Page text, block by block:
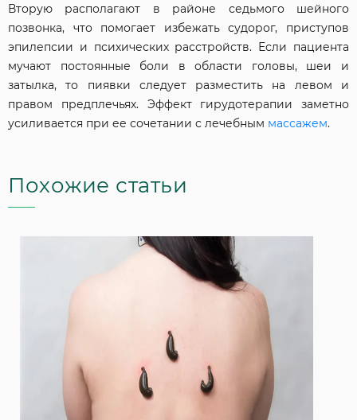
Вторую располагают в районе седьмого шейного
позвонка, что помогает избежать судорог, приступов
эпилепсии и психических расстройств. Если пациента
мучают постоянные боли в области головы, шеи и
затылка, то пиявки следует разместить на левом и
правом предплечьях. Эффект гирудотерапии заметно
усиливается при ее сочетании с лечебным массажем.
Похожие статьи